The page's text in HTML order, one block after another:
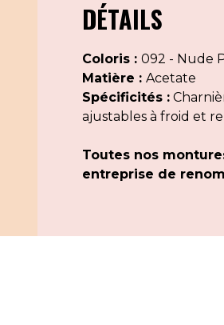
DÉTAILS
Coloris : 092 - Nude
Matière : Acetate
Spécificités :
ajustables à froid et
Toutes nos
entreprise de